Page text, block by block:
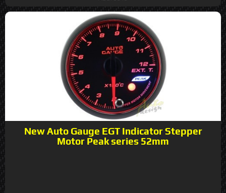
New Auto Gauge EGT Indicator Stepper
Motor Peak series 52mm